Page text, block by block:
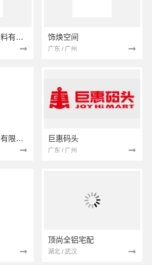
邯郸至臻全宅新材料有限公司 饰焕空间
广东 / 广州
江苏中恒全铝家居有限公司 巨惠码头
广东 / 广州
顶尚全铝宅配
湖北 / 武汉